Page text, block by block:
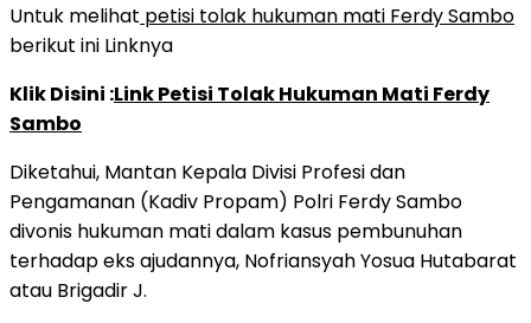
Untuk melihat petisi tolak hukuman mati Ferdy Sambo
berikut ini Linknya
Klik Disini :Link Petisi Tolak Hukuman Mati Ferdy
Sambo
Diketahui, Mantan Kepala Divisi Profesi dan
Pengamanan (Kadiv Propam) Polri Ferdy Sambo
divonis hukuman mati dalam kasus pembunuhan
terhadap eks ajudannya, Nofriansyah Yosua Hutabarat
atau Brigadir J.